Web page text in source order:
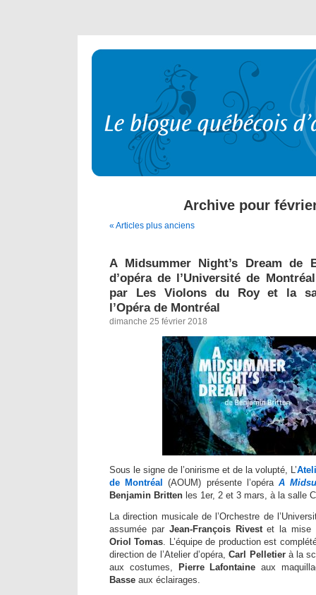
Archive pour
« Articles plus anciens
A Midsummer Night’s Dream de
d’opéra de l’Université de
par Les Violons du Roy et la
l’Opéra de Montréal
dimanche 25 février 2018
Sous le signe de l’onirisme et de la volupté, L’
de Montréal
(AOUM) présente l’opéraA
Benjamin Britten les 1er, 2 et 3 mars, à la salle
La direction musicale de l’Orchestre de
assumée par Jean-François Rivestet la mise
Oriol Tomas. L’équipe de production est
direction de l’Atelier d’opéra,Carl Pelletierà la
aux costumes,
Pierre Lafontaine aux
Basse aux éclairages.